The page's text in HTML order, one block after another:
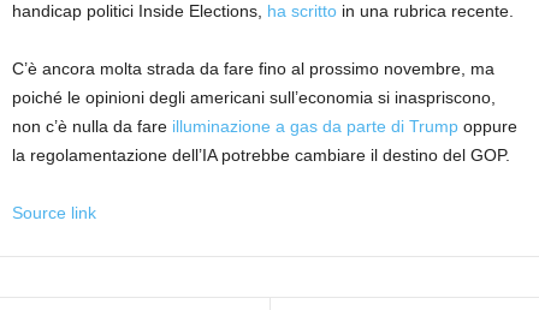
handicap politici Inside Elections, ha scritto in una rubrica recente.
C’è ancora molta strada da fare fino al prossimo novembre, ma
poiché le opinioni degli americani sull’economia si inaspriscono,
non c’è nulla da fare illuminazione a gas da parte di Trump oppure
la regolamentazione dell’IA potrebbe cambiare il destino del GOP.
Source link